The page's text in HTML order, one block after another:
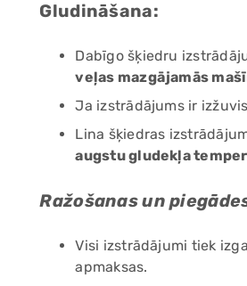
Gludināšana:
Dabīgo šķiedru
veļas mazgājamās
Ja izstrādājums ir
Lina šķiedras
augstu gludekļa
Ražošanas un
Visi izstrādājumi tiek
apmaksas.